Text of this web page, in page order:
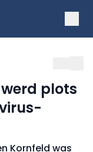
plots
Kornfeld was